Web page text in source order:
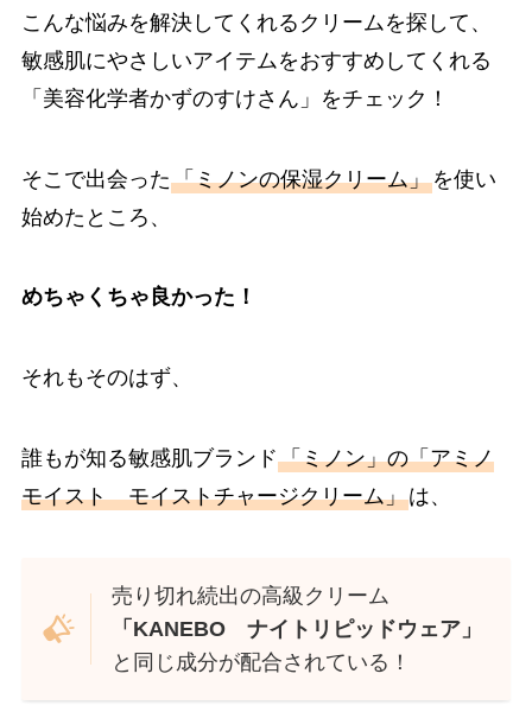
こんな悩みを解決してくれるクリームを探して、
敏感肌にやさしいアイテムをおすすめしてくれる
「美容化学者かずのすけさん」をチェック！
そこで出会った「ミノンの保湿クリーム」を使い
始めたところ、
めちゃくちゃ良かった！
それもそのはず、
誰もが知る敏感肌ブランド「ミノン」の「アミノ
モイスト モイストチャージクリーム」は、
売り切れ続出の高級クリーム
「KANEBO ナイトリピッドウェア」
と同じ成分が配合されている！